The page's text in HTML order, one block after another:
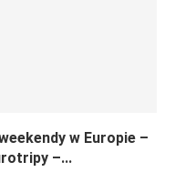
w Europie –
–...